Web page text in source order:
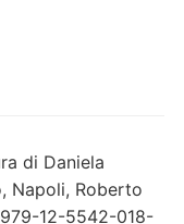
di Daniela
Napoli, Roberto
12-5542-018-